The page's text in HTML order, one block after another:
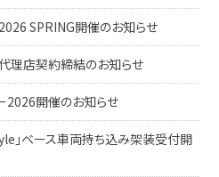
SPRING開催のお知らせ
理店契約締結のお知らせ
2026開催のお知らせ
」ベース車両持ち込み架装受付開